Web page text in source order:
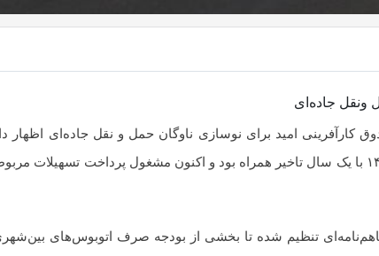
کارآفرینی امید برای نوسازی ناوگان حمل و نقل جاده‌ای اظهار
تنظیم شده تا بخشی از بودجه صرف اتوبوس‌های